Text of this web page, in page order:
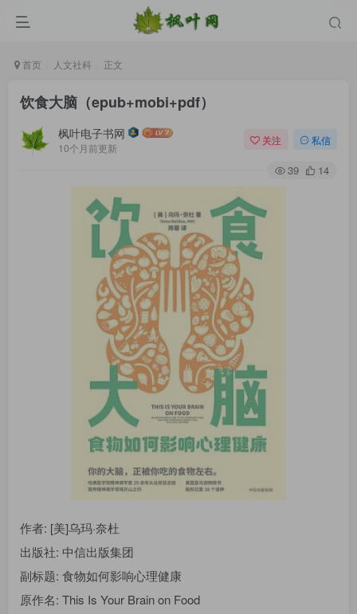
首页 人文社科 正文
饮食大脑（epub+mobi+pdf）
枫叶电子书网
10个月前更新
关注 私信
39 14
作者: [美]乌玛·奈杜
出版社: 中信出版集团
副标题: 食物如何影响心理健康
原作名: This Is Your Brain on Food
登录
没有账号？立即注册
用户名/手机号/邮箱
登录密码
记住登录 找回密码| 免密登录
登录
社交账号登录